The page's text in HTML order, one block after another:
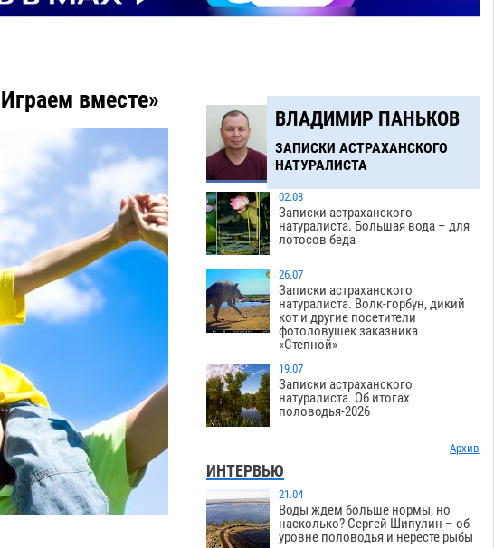
вместе»
ВЛАДИМИР ПАНЬКОВ
ЗАПИСКИ АСТРАХАНСКОГО
НАТУРАЛИСТА
02.08
Записки астраханского
натуралиста. Большая вода – для
лотосов беда
26.07
Записки астраханского
натуралиста. Волк-горбун, дикий
кот и другие посетители
фотоловушек заказника
«Степной»
19.07
Записки астраханского
натуралиста. Об итогах
половодья-2026
Архив
ИНТЕРВЬЮ
21.04
Воды ждем больше нормы, но
насколько? Сергей Шипулин – об
уровне половодья и нересте рыбы